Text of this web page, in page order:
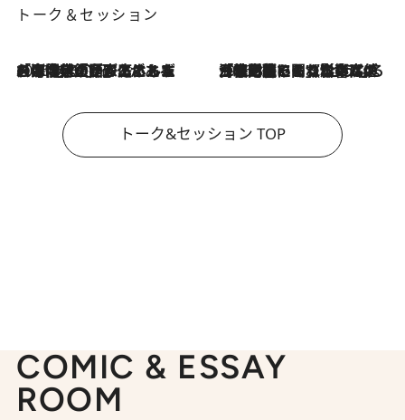
トーク＆セッション
2026.8.3
「今後値上げがあるとすれば…」「リスクがあるのは今年の冬」エネルギー専門家が語る、ホルムズ海峡封鎖が家庭にもたらす“ある心配” 2026.8.3
「住宅建てられない…」「サーチャージ料の高値が続いている」ホルムズ海峡封鎖による影響はいつまで続く？《エネルギー専門家に聞く“どうなる日本の暮らし”》
トーク&セッション TOP
COMIC & ESSAY
ROOM